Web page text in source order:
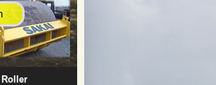
Roller